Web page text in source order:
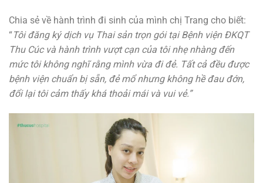
Chia sẻ về hành trình đi sinh của mình chị Trang cho biết:
“Tôi đăng ký dịch vụ Thai sản trọn gói tại Bệnh viện ĐKQT
Thu Cúc và hành trình vượt cạn của tôi nhẹ nhàng đến
mức tôi không nghĩ rằng mình vừa đi đẻ. Tất cả đều được
bệnh viện chuẩn bị sẵn, đẻ mổ nhưng không hề đau đớn,
đổi lại tôi cảm thấy khá thoải mái và vui vẻ.”